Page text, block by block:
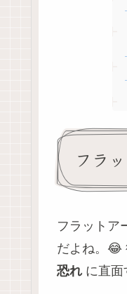
フラ
フラットア
だよね。😂
恐れ に直面